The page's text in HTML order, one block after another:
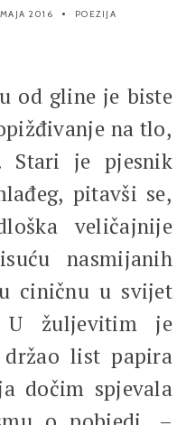
2016 POEZIJA
od gline je biste
na tlo,
Stari je pjesnik
pitavši se,
veličajnije
nasmijanih
ciničnu u svijet
U žuljevitim je
list papira
dočim spjevala